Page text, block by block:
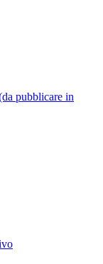
pubblicare in